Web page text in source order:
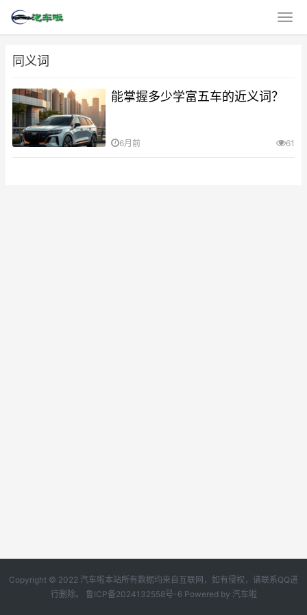
同义词
能掌握多少学富五车的近义词？
6月前 61
Copyright © 2022 汽车啦本站所有数据均来自互联网，如有侵权，请联系QQ进
行删除。 鲁ICP备2024132558号-6Powered by 汽车啦